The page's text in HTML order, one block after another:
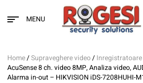
MENU
Home/Supraveghere video/Inregistratoare
AcuSense 8 ch. video 8MP, Analiza video,
Alarma in-out – HIKVISION iDS-7208HUHI-